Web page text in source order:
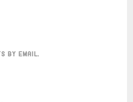
BY EMAIL.